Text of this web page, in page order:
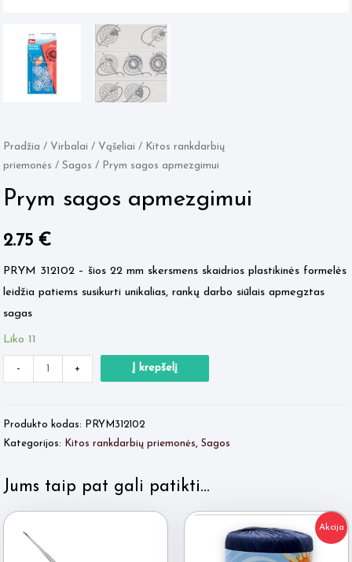
Pradžia / Virbalai / Vąšeliai / Kitos rankdarbių
priemonės / Sagos / Prym sagos apmezgimui
Prym sagos apmezgimui
2.75 €
PRYM 312102 – šios 22 mm skersmens skaidrios plastikinės formelės
leidžia patiems susikurti unikalias, rankų darbo siūlais apmegztas
sagas
Liko 11
Quantity
-
produkto
sagos
apmezgimui
Quantity
+ Į krepšelį
Produkto kodas:
PRYM312102
Kategorijos:
Kitos rankdarbių priemonės, Sagos
Jums taip pat gali patikti…
Akcija